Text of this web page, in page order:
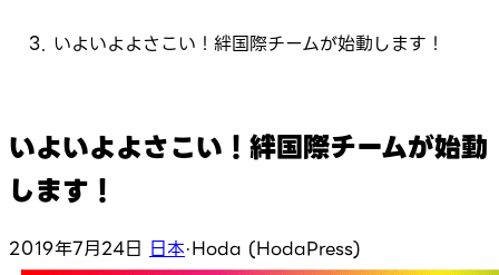
いよいよよさこい！絆国際チームが始動します！
いよいよよさこい！絆国際チームが始動
します！
2019年7月24日 日本·Hoda (HodaPress)